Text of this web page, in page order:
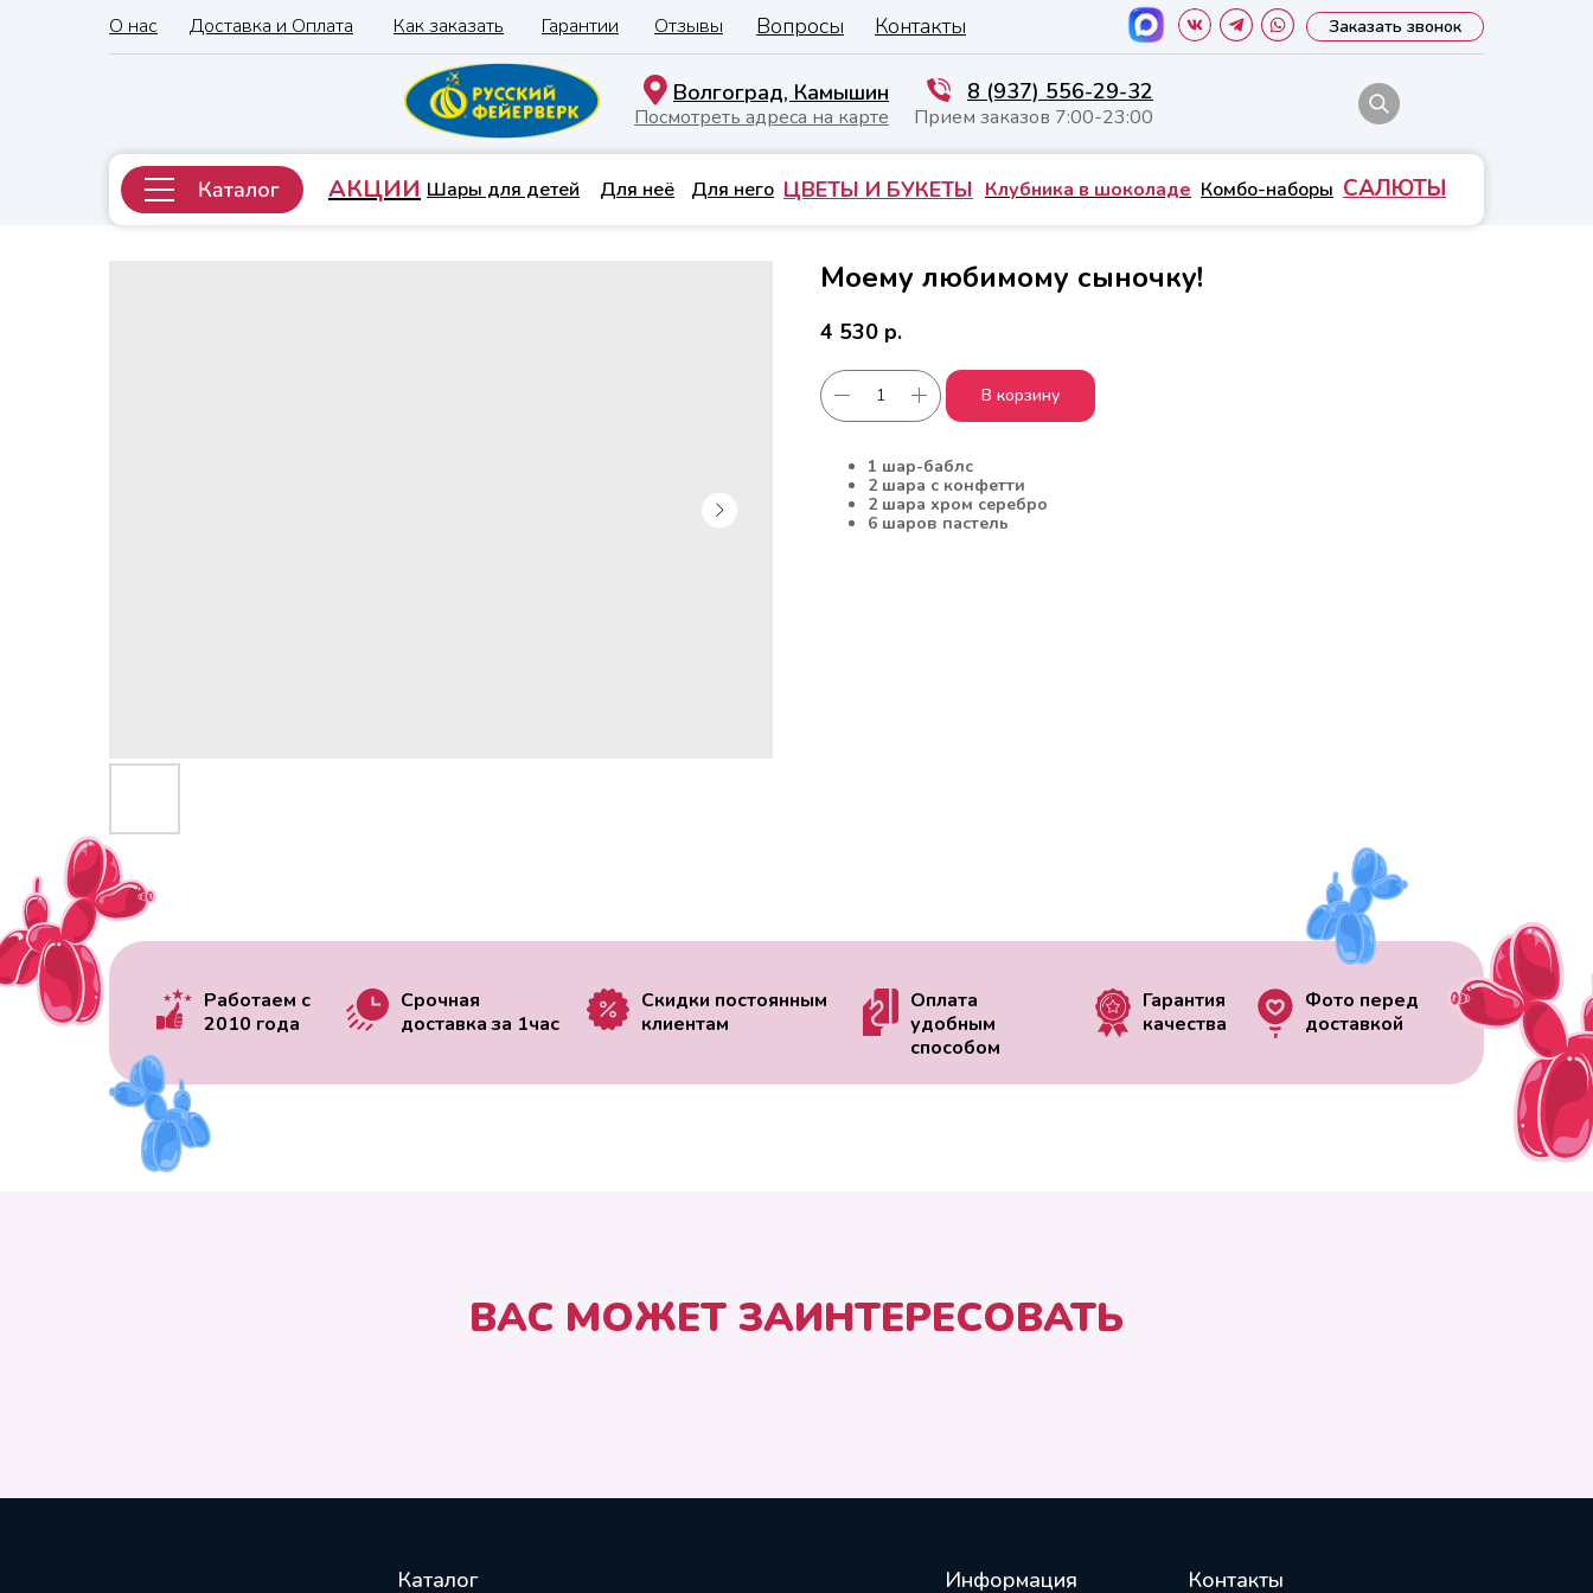
О нас Доставка и Оплата Как заказать Гарантии Отзывы Вопросы
8 (937) 556-29-32
Прием заказов 7:00-23:00
Заказать звонок
Волгоград, Камышин
АКЦИИ Шары для детей Для неё ЦВЕТЫ И БУКЕТЫ Клубника в шоколаде Комбо-наборы
Для него САЛЮТЫ
Контакты
Посмотреть адреса на карте
Моему любимому сыночку!
4 530 р.
В корзину
1 шар-баблс
2 шара с конфетти
2 шара хром серебро
6 шаров пастель
Работаем с
2010 года
Срочная
доставка за 1час
Скидки постоянным
клиентам
Оплата
удобным
способом
Гарантия
качества
Фото перед
доставкой
ВАС МОЖЕТ ЗАИНТЕРЕСОВАТЬ
Каталог Информация Контакты